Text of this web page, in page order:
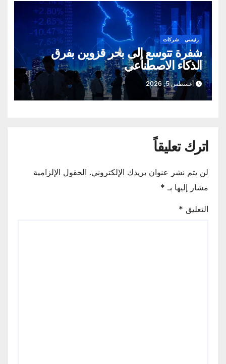
رئيسي شركات
شفرة تتوسع إلى بحر قزوين بفرق
الذكاء الاصطناعي
أغسطس 5, 2026
اترك تعليقاً
لن يتم نشر عنوان بريدك الإلكتروني. الحقول الإلزامية
مشار إليها بـ *
التعليق *